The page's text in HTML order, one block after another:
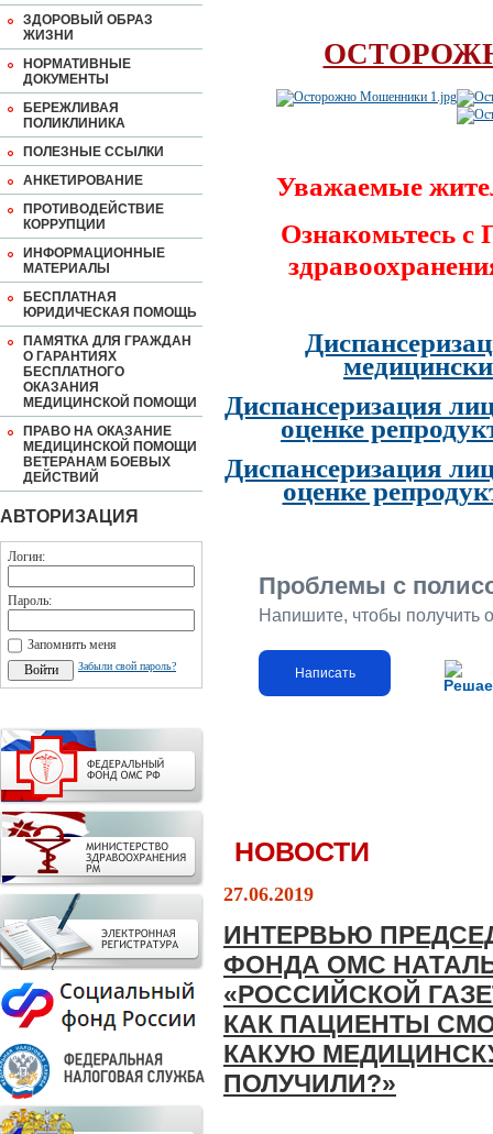
ЗДОРОВЫЙ ОБРАЗ
ЖИЗНИ
НОРМАТИВНЫЕ
ДОКУМЕНТЫ
БЕРЕЖЛИВАЯ
ПОЛИКЛИНИКА
ПОЛЕЗНЫЕ ССЫЛКИ
АНКЕТИРОВАНИЕ
ПРОТИВОДЕЙСТВИЕ
КОРРУПЦИИ
ИНФОРМАЦИОННЫЕ
МАТЕРИАЛЫ
БЕСПЛАТНАЯ
ЮРИДИЧЕСКАЯ ПОМОЩЬ
ПАМЯТКА ДЛЯ ГРАЖДАН
О ГАРАНТИЯХ
БЕСПЛАТНОГО
ОКАЗАНИЯ
МЕДИЦИНСКОЙ ПОМОЩИ
ПРАВО НА ОКАЗАНИЕ
МЕДИЦИНСКОЙ ПОМОЩИ
ВЕТЕРАНАМ БОЕВЫХ
ДЕЙСТВИЙ
АВТОРИЗАЦИЯ
Логин:
Пароль:
Запомнить меня
Забыли свой пароль?
Уважаемые
Ознакомьтесь
Диспансеризация
оценке
Диспансеризация
оценке
Проблемы с
Напишите, чтобы получить
Написать
НОВОСТИ
27.06.2019
ИНТЕРВЬЮ
ФОНДА ОМС
«РОССИЙСКОЙ
КАК ПАЦИЕНТЫ
КАКУЮ
ПОЛУЧИЛИ?»